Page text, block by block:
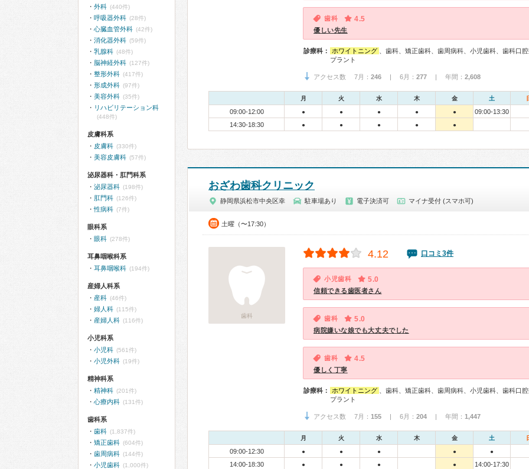
歯科 4.5
優しい先生
診療科： ホワイトニング
、歯科、矯正歯科、歯周病科、小児歯科、歯科口
プラント
アクセス数 7月： 246 | 6月： 277 | 年間： 2,608
月 火 水 木 金 土
09:00-12:00 ● ● ● ● ●
09:00-13:30
14:30-18:30
● ● ● ● ●
おざわ歯科クリニック
静岡県浜松市中央区幸 駐車場あり 電子決済可 マイナ受付 (スマホ可)
土曜（〜17:30）
歯科
4.12 口コミ3件
小児歯科 5.0
信頼できる歯医者さん
歯科 5.0
病院嫌いな娘でも大丈夫でした
歯科 4.5
優しく丁寧
診療科： ホワイトニング
、歯科、矯正歯科、歯周病科、小児歯科、歯科口
プラント
アクセス数 7月： 155 | 6月： 204 | 年間： 1,447
月 火 水 木 金 土
09:00-12:30 ● ● ● ● ●
14:00-18:30 ● ● ● ● 14:00-17:30
外科 (440件)
呼吸器外科 (28件)
心臓血管外科 (42件)
消化器外科 (59件)
乳腺科 (48件)
脳神経外科 (127件)
整形外科 (417件)
形成外科 (97件)
美容外科 (35件)
リハビリテーション科
(448件)
皮膚科系
皮膚科 (330件)
美容皮膚科 (57件)
泌尿器科・肛門科系
泌尿器科 (198件)
肛門科 (126件)
性病科 (7件)
眼科系
眼科 (278件)
耳鼻咽喉科系
耳鼻咽喉科 (194件)
産婦人科系
産科 (46件)
婦人科 (115件)
産婦人科 (116件)
小児科系
小児科 (561件)
小児外科 (19件)
精神科系
精神科 (201件)
心療内科 (131件)
歯科系
歯科 (1,837件)
矯正歯科 (604件)
歯周病科 (144件)
小児歯科 (1,000件)